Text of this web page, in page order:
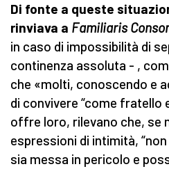
Di fonte a queste
rinviava a Familiaris
in caso di impossibilità di
continenza assoluta - ,
che «molti, conoscendo e
di convivere “come fratello
offre loro, rilevano che, se
espressioni di intimità,
sia messa in pericolo e